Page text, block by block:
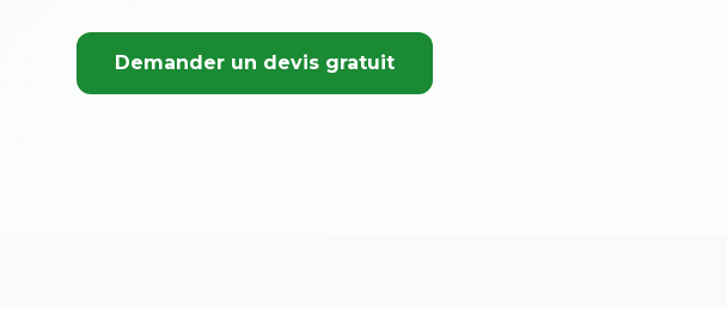
Demander un devis gratuit